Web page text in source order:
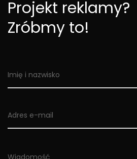
Projekt reklamy?
Zróbmy to!